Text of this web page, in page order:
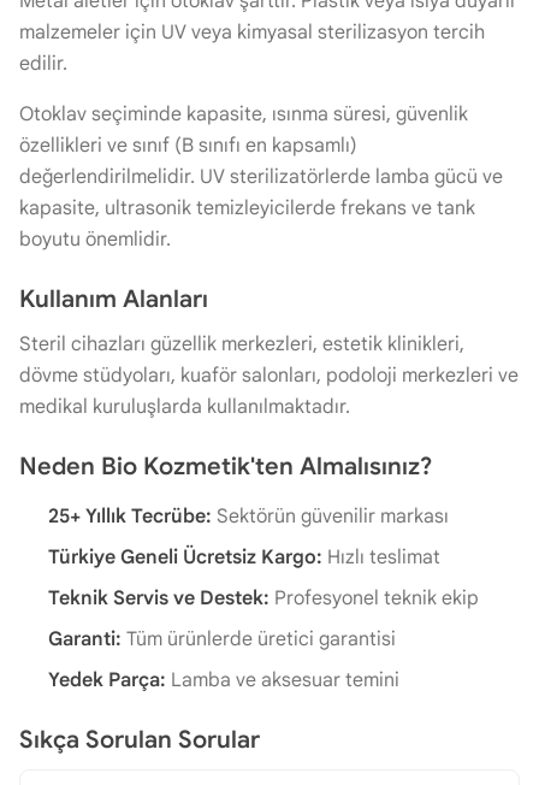
malzemeler için UV veya kimyasal sterilizasyon tercih
edilir.
Otoklav seçiminde kapasite, ısınma süresi, güvenlik
özellikleri ve sınıf (B sınıfı en kapsamlı)
değerlendirilmelidir. UV sterilizatörlerde lamba gücü ve
kapasite, ultrasonik temizleyicilerde frekans ve tank
boyutu önemlidir.
Kullanım Alanları
Steril cihazları güzellik merkezleri, estetik klinikleri,
dövme stüdyoları, kuaför salonları, podoloji merkezleri ve
medikal kuruluşlarda kullanılmaktadır.
Neden Bio Kozmetik'ten Almalısınız?
25+ Yıllık Tecrübe: Sektörün güvenilir markası
Türkiye Geneli Ücretsiz Kargo: Hızlı teslimat
Teknik Servis ve Destek: Profesyonel teknik ekip
Garanti: Tüm ürünlerde üretici garantisi
Yedek Parça: Lamba ve aksesuar temini
Sıkça Sorulan Sorular